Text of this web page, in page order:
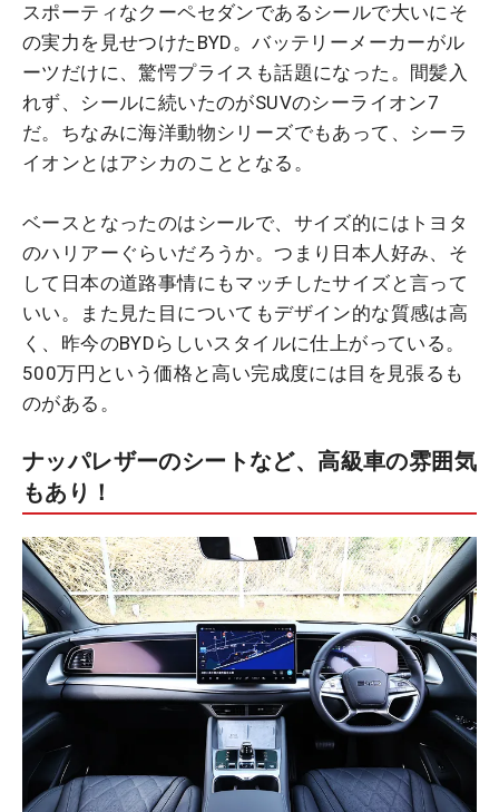
スポーティなクーペセダンであるシールで大いにそ
の実力を見せつけたBYD。バッテリーメーカーがル
ーツだけに、驚愕プライスも話題になった。間髪入
れず、シールに続いたのがSUVのシーライオン7
だ。ちなみに海洋動物シリーズでもあって、シーラ
イオンとはアシカのこととなる。
ベースとなったのはシールで、サイズ的にはトヨタ
のハリアーぐらいだろうか。つまり日本人好み、そ
して日本の道路事情にもマッチしたサイズと言って
いい。また見た目についてもデザイン的な質感は高
く、昨今のBYDらしいスタイルに仕上がっている。
500万円という価格と高い完成度には目を見張るも
のがある。
ナッパレザーのシートなど、高級車の雰囲気
もあり！